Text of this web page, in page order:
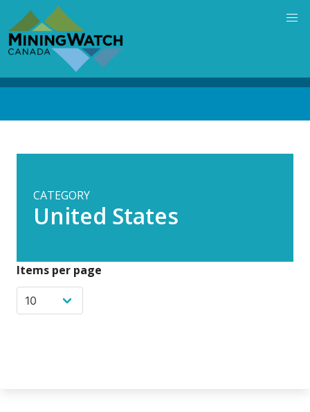
main
content
CATEGORY
United States
Items per page